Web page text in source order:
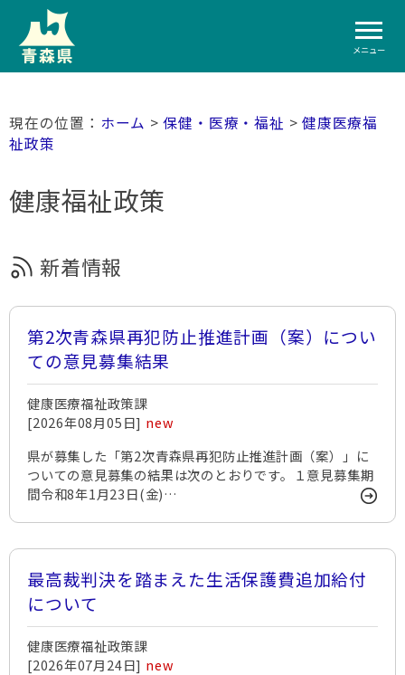
メニュー
ホーム >保健・医療・福祉 >健康医療福
祉政策
健康福祉政策
新着情報
第2次青森県再犯防止推進計画（案）につい
ての意見募集結果
健康医療福祉政策課
[2026年08月05日] new
県が募集した「第2次青森県再犯防止推進計画（案）」に
ついての意見募集の結果は次のとおりです。１意見募集期
間令和8年1月23日(金)…
最高裁判決を踏まえた生活保護費追加給付
について
健康医療福祉政策課
[2026年07月24日] new